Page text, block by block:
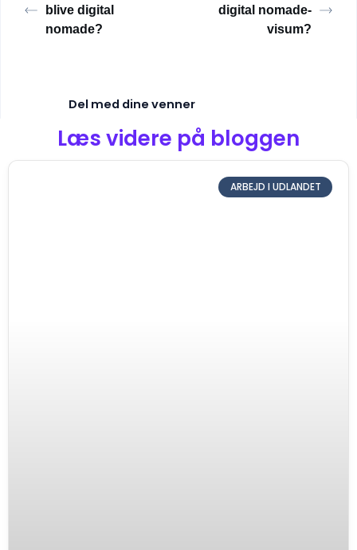
blive digital
nomade?
digital nomade-
visum?
Del med dine venner
Læs videre på bloggen
ARBEJD I UDLANDET